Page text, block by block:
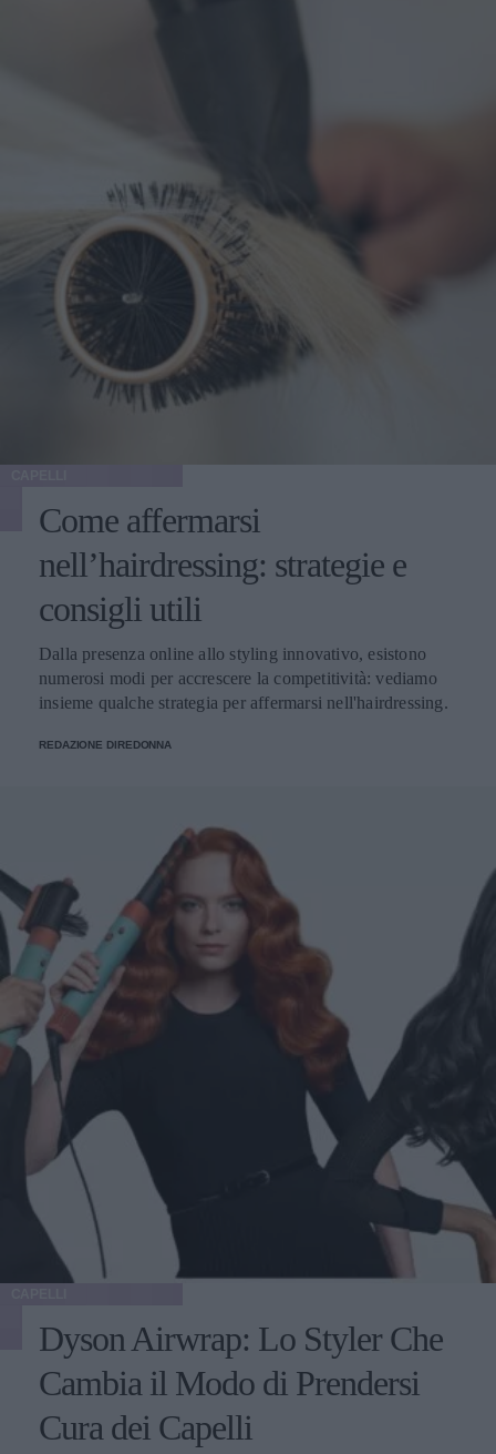
Come affermarsi
nell’hairdressing: strategie e
consigli utili
Dalla presenza online allo styling innovativo, esistono
numerosi modi per accrescere la competitività: vediamo
insieme qualche strategia per affermarsi nell'hairdressing.
REDAZIONE DIREDONNA
Dyson Airwrap: Lo Styler Che
Cambia il Modo di Prendersi
Cura dei Capelli